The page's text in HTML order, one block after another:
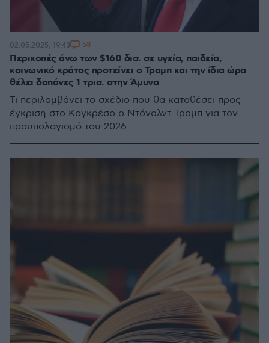
Περικοπές άνω των $160 δισ. σε υγεία, παιδεία,
κοινωνικό κράτος προτείνει ο Τραμπ και την ίδια ώρα
θέλει δαπάνες 1 τρισ. στην Άμυνα
Τι περιλαμβάνει το σχέδιο που θα καταθέσει προς
έγκριση στο Κογκρέσο ο Ντόναλντ Τραμπ για τον
προϋπολογισμό του 2026
02.05.2025, 19:43 58